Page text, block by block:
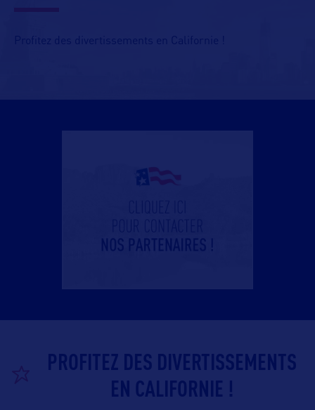
Profitez des divertissements en Californie !
PROFITEZ DES DIVERTISSEMENTS
EN CALIFORNIE !